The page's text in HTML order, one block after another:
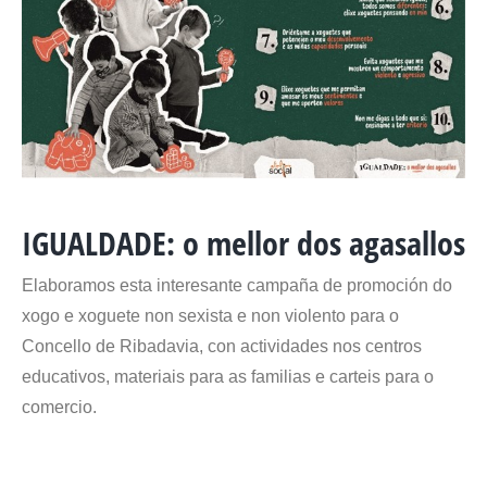
IGUALDADE: o mellor dos agasallos
Elaboramos esta interesante campaña de promoción do
xogo e xoguete non sexista e non violento para o
Concello de Ribadavia, con actividades nos centros
educativos, materiais para as familias e carteis para o
comercio.